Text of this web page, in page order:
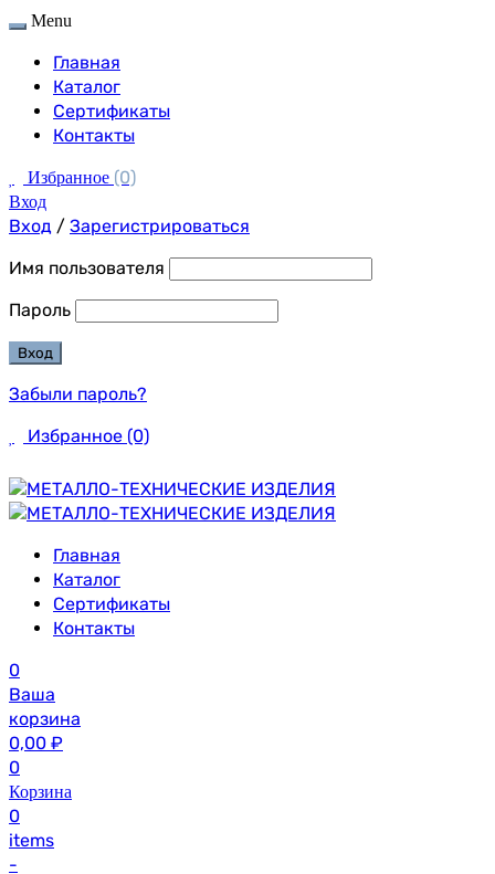
Menu
Главная
Каталог
Сертификаты
Контакты
Избранное (0)
Вход
Вход / Зарегистрироваться
Имя пользователя
Пароль
Забыли пароль?
Избранное (0)
Главная
Каталог
Сертификаты
Контакты
0
Ваша
корзина
0,00 ₽
0
Корзина
0
items
-